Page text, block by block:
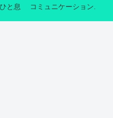
と息 コミュニケーション.